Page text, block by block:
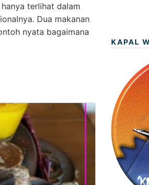
terlihat dalam
Dua makanan
nyata bagaimana
KAPAL